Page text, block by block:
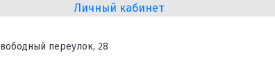
Личный кабинет
переулок, 28